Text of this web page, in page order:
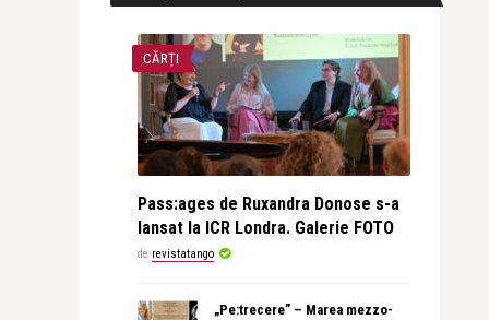
CĂRȚI
Pass:ages de Ruxandra Donose s-a
lansat la ICR Londra. Galerie FOTO
de revistatango
„Pe:trecere” – Marea mezzo-